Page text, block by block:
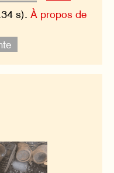
s).À propos de